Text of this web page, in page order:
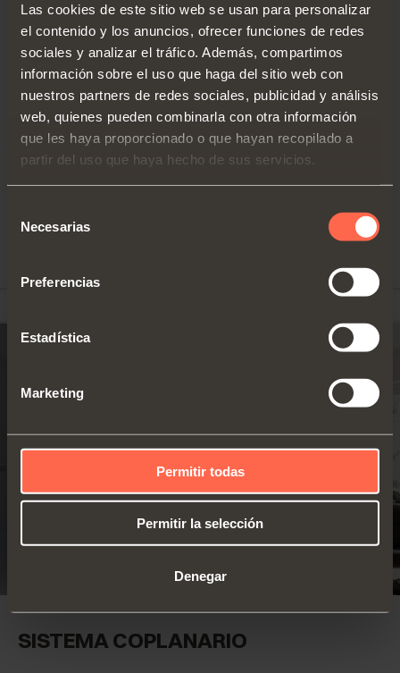
Las cookies de este sitio web se usan para personalizar
el contenido y los anuncios, ofrecer funciones de redes
sociales y analizar el tráfico. Además, compartimos
información sobre el uso que haga del sitio web con
nuestros partners de redes sociales, publicidad y análisis
web, quienes pueden combinarla con otra información
que les haya proporcionado o que hayan recopilado a
partir del uso que haya hecho de sus servicios.
Necesarias
Preferencias
Estadística
Marketing
Permitir todas
Permitir la selección
Denegar
Sistema coplanario para
aparadores y armarios
colgantes con puertas
con un peso máximo de
20 kg (44 lbs)
DESCUBRIR LOS DETALLES
puerta 20 kg (44
lbs)
Anchura desde
600 (23-5/8”) a
1500 mm (59”)
Altura máxima
1200 mm (47-
7/32”)
Espesor desde
mm (1-3/4") con
Sistema Push
disponible
SISTEMA COPLANARIO